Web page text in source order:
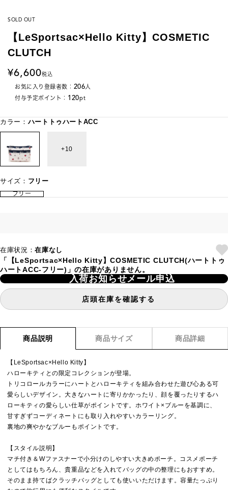
SOLD OUT
【LeSportsac×Hello Kitty】COSMETIC
CLUTCH
6,600税込
お気に入り登録者数： 206人
付与予定ポイント： 120pt
カラー： ハートトゥハートACC
10
サイズ： フリー
フリー
在庫状況：在庫なし
「【LeSportsac×Hello Kitty】COSMETIC CLUTCH(ハートトゥ
ハートACC-フリー)」の在庫がありません。
入荷お知らせメール申込
店頭在庫を確認する
商品説明 商品サイズ 商品詳細
【LeSportsac×Hello Kitty】
ハローキティとの限定コレクションが登場。
トリコロールカラーにハートとハローキティを組み合わせた遊び心ある可
愛らしいデザイン。大きなハートに寄りかかったり、顔を覆ったりするハ
ローキティの愛らしい仕草がポイントです。ホワイト×ブルーを基調に、
甘すぎずコーディネートにも取り入れやすいカラーリング。
裏地の爽やかなブルーもポイントです。
【スタイル説明】
マチ付き＆Wファスナーで小分けのしやすい大きめポーチ。コスメポーチ
としてはもちろん、貴重品などを入れてバッグの中の整理にもおすすめ。
そのまま持てばクラッチバッグとしても使いいただけます。容量たっぷり